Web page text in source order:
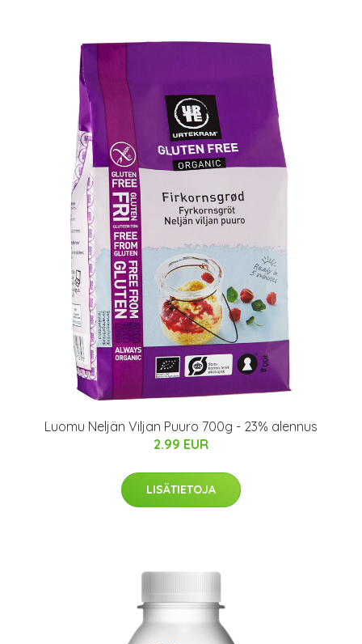
Luomu Neljän Viljan Puuro 700g - 23% alennus
2.99 EUR
LISÄTIETOJA